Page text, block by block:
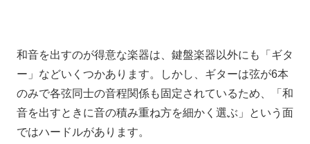
和音を出すのが得意な楽器は、 鍵盤楽器以外にも
「ギタ
ー」などいくつかあります。
しかし、 ギターは弦が6本
のみで各弦同士の音程関係も固定されているため、
「和
音を出すときに音の積み重ね方を細かく選ぶ」という面
ではハードルがあります。